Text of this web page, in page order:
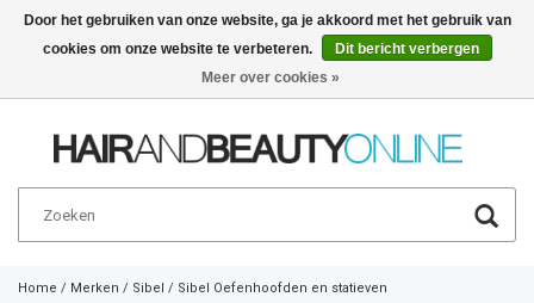
Nederlands €
Home / Merken / Sibel / Sibel Oefenhoofden en statieven
Door het gebruiken van onze website, ga je akkoord met het gebruik van
cookies om onze website te verbeteren.
Dit bericht verbergen
Meer over cookies »